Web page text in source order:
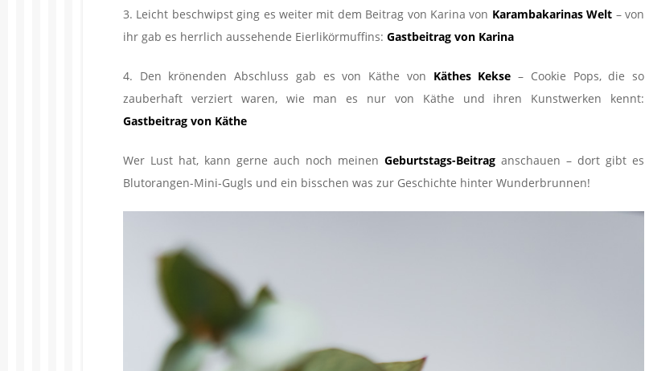
3. Leicht beschwipst ging es weiter mit dem Beitrag von Karina von Karambakarinas Welt – von
ihr gab es herrlich aussehende Eierlikörmuffins: Gastbeitrag von Karina
4. Den krönenden Abschluss gab es von Käthe von Käthes Kekse – Cookie Pops, die so
zauberhaft verziert waren, wie man es nur von Käthe und ihren Kunstwerken kennt:
Gastbeitrag von Käthe
Wer Lust hat, kann gerne auch noch meinen Geburtstags-Beitrag anschauen – dort gibt es
Blutorangen-Mini-Gugls und ein bisschen was zur Geschichte hinter Wunderbrunnen!